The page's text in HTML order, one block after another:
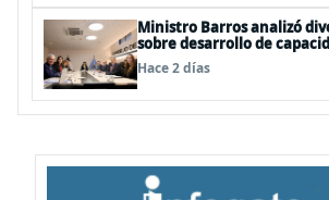
Ministro Barros analizó
sobre desarrollo de
estratégicas en sesión del
Política Espacial
Hace 2 días